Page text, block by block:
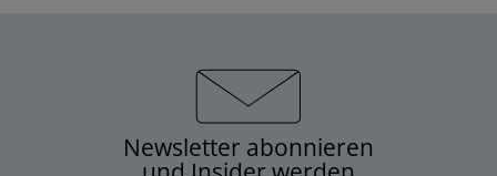
Newsletter abonnieren